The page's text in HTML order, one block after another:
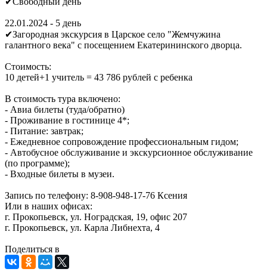
22.01.2024 - 5 день
✔Загородная экскурсия в Царское село "Жемчужина
галантного века" с посещением Екатерининского дворца.
Стоимость:
10 детей+1 учитель = 43 786 рублей с ребенка
В стоимость тура включено:
- Авиа билеты (туда/обратно)
- Проживание в гостинице 4*;
- Питание: завтрак;
- Ежедневное сопровождение профессиональным гидом;
- Автобусное обслуживание и экскурсионное обслуживание
(по программе);
- Входные билеты в музеи.
Запись по телефону: 8-908-948-17-76 Ксения
Или в наших офисах:
г. Прокопьевск, ул. Ноградская, 19, офис 207
г. Прокопьевск, ул. Карла Либнехта, 4
Поделиться в